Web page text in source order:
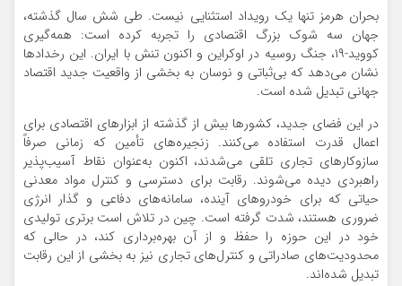
بحران هرمز تنها یک رویداد استثنایی نیست. طی شش سال گذشته،
جهان سه شوک بزرگ اقتصادی را تجربه کرده است: همه‌گیری
کووید‑۱۹، جنگ روسیه در اوکراین و اکنون تنش با ایران. این رخدادها
نشان می‌دهد که بی‌ثباتی و نوسان به بخشی از واقعیت جدید اقتصاد
جهانی تبدیل شده است.
در این فضای جدید، کشورها بیش از گذشته از ابزارهای اقتصادی برای
اعمال قدرت استفاده می‌کنند. زنجیره‌های تأمین که زمانی صرفاً
سازوکارهای تجاری تلقی می‌شدند، اکنون به‌عنوان نقاط آسیب‌پذیر
راهبردی دیده می‌شوند. رقابت برای دسترسی و کنترل مواد معدنی
حیاتی که برای خودروهای آینده، سامانه‌های دفاعی و گذار انرژی
ضروری هستند، شدت گرفته است. چین در تلاش است برتری تولیدی
خود در این حوزه را حفظ و از آن بهره‌برداری کند، در حالی که
محدودیت‌های صادراتی و کنترل‌های تجاری نیز به بخشی از این رقابت
تبدیل شده‌اند.